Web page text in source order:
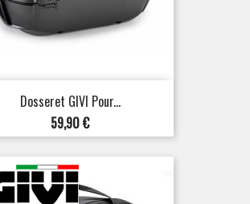
Dosseret GIVI Pour...
Prix
59,90 €